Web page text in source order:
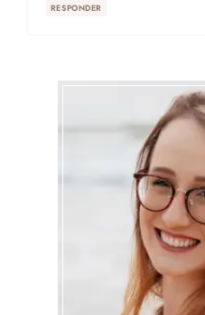
RESPONDER